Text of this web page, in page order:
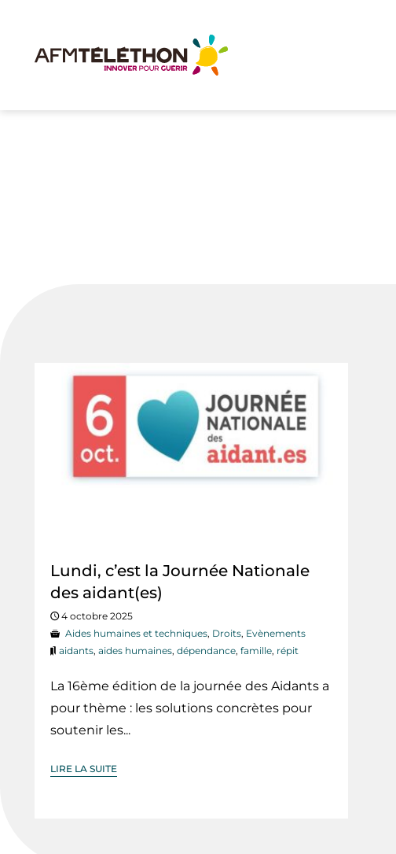
Lundi, c’est la Journée Nationale
des aidant(es)
4 octobre 2025
Aides humaines et techniques, Droits, Evènements
aidants, aides humaines, dépendance, famille, répit
La 16ème édition de la journée des Aidants a
pour thème : les solutions concrètes pour
soutenir les...
LIRE LA SUITE